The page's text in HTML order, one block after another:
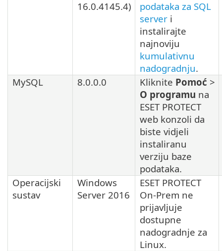
16.0.4145.4)
podataka za SQL
server i
instalirajte
najnoviju
kumulativnu
nadogradnju.
MySQL
8.0.0.0 Kliknite Pomoć >
O programu na
ESET PROTECT
web konzoli da
biste vidjeli
instaliranu
verziju baze
podataka.
Operacijski
sustav
Windows
Server 2016
ESET PROTECT
On-Prem ne
prijavljuje
dostupne
nadogradnje za
Linux.